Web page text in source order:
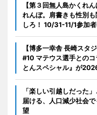
【第３回無人島かくれ
れんぼ。肩書きも性別
しろ！ 10/31-11/1参加
【博多一幸舎 長崎スタ
#10 マテウス選手との
とんスペシャル』が
「楽しい引越しだった
届ける、人口減少社会
望